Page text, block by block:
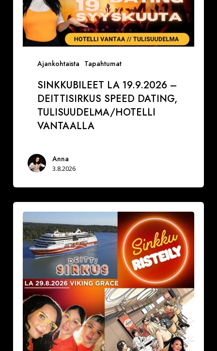
Ajankohtaista Tapahtumat
SINKKUBILEET LA 19.9.2026 –
DEITTISIRKUS SPEED DATING,
TULISUUDELMA/HOTELLI
VANTAALLA
Anna
3.8.2026
29.8.2026
Varaa
paikkasi
Sinkkuristeilylle
Deittisirkus
pikadeiteille
(Viking
Grace)